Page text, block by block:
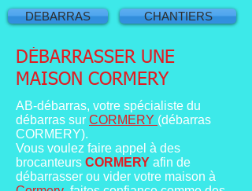
DEBARRAS CHANTIERS
DÉBARRASSER UNE
MAISON CORMERY
AB-débarras, votre spécialiste du
débarras sur CORMERY (débarras
CORMERY).
Vous voulez faire appel à des
brocanteurs CORMERY afin de
débarrasser ou vider votre maison à